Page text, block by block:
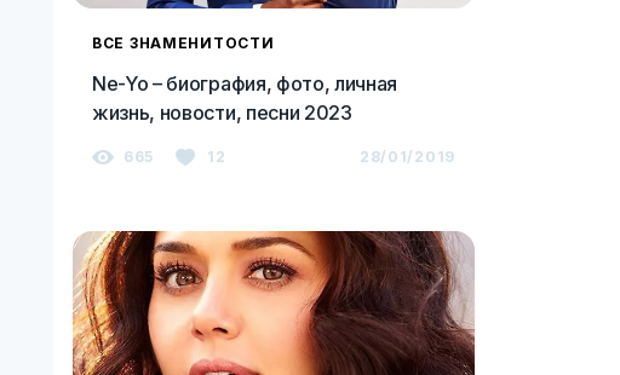
ВСЕ ЗНАМЕНИТОСТИ
Ne-Yo – биография, фото, личная
жизнь, новости, песни 2023
665 12 28/01/2019